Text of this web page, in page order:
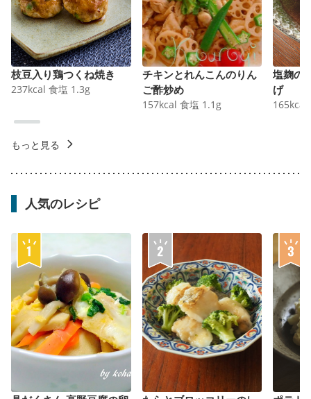
枝豆入り鶏つくね焼き
237kcal 食塩 1.3g
チキンとれんこんのりん
ご酢炒め
157kcal 食塩 1.1 g
塩麹の
げ
165kcal
もっと見る
人気のレシピ